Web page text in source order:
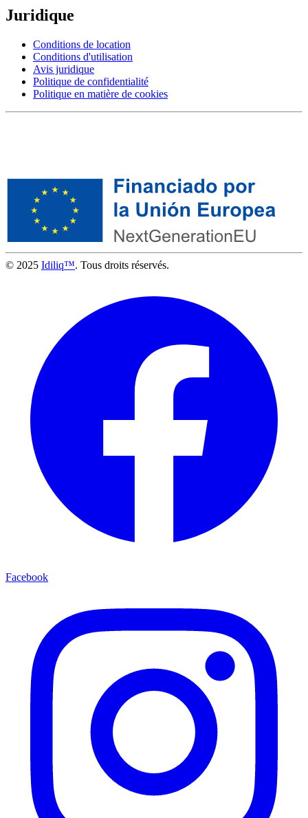
Juridique
Conditions de location
Conditions d'utilisation
Avis juridique
Politique de confidentialité
Politique en matière de cookies
© 2025 Idiliq™. Tous droits réservés.
Facebook